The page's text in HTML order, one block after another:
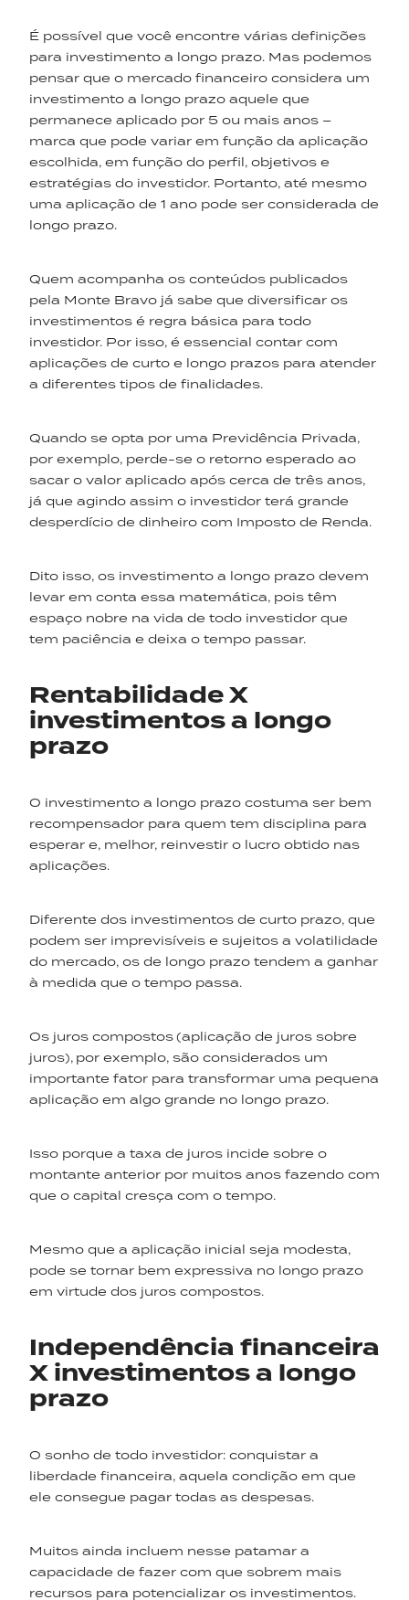
É possível que você encontre várias definições
para investimento a longo prazo. Mas podemos
pensar que o mercado financeiro considera um
investimento a longo prazo aquele que
permanece aplicado por 5 ou mais anos –
marca que pode variar em função da aplicação
escolhida, em função do perfil, objetivos e
estratégias do investidor. Portanto, até mesmo
uma aplicação de 1 ano pode ser considerada de
longo prazo.
Quem acompanha os conteúdos publicados
pela Monte Bravo já sabe que diversificar os
investimentos é regra básica para todo
investidor. Por isso, é essencial contar com
aplicações de curto e longo prazos para atender
a diferentes tipos de finalidades.
Quando se opta por uma Previdência Privada,
por exemplo, perde-se o retorno esperado ao
sacar o valor aplicado após cerca de três anos,
já que agindo assim o investidor terá grande
desperdício de dinheiro com Imposto de Renda.
Dito isso, os investimento a longo prazo devem
levar em conta essa matemática, pois têm
espaço nobre na vida de todo investidor que
tem paciência e deixa o tempo passar.
Rentabilidade X
investimentos a longo
prazo
O investimento a longo prazo costuma ser bem
recompensador para quem tem disciplina para
esperar e, melhor, reinvestir o lucro obtido nas
aplicações.
Diferente dos investimentos de curto prazo, que
podem ser imprevisíveis e sujeitos a volatilidade
do mercado, os de longo prazo tendem a ganhar
à medida que o tempo passa.
Os juros compostos(aplicação de juros sobre
juros), por exemplo, são considerados um
importante fator para transformar uma pequena
aplicação em algo grande no longo prazo.
Isso porque a taxa de juros incide sobre o
montante anterior por muitos anos fazendo com
que o capital cresça com o tempo.
Mesmo que a aplicação inicial seja modesta,
pode se tornar bem expressiva no longo prazo
em virtude dos juros compostos.
Independência financeira
X investimentos a longo
prazo
O sonho de todo investidor: conquistar a
liberdade financeira, aquela condição em que
ele consegue pagar todas as despesas.
Muitos ainda incluem nesse patamar a
capacidade de fazer com que sobrem mais
recursos para potencializar os investimentos.